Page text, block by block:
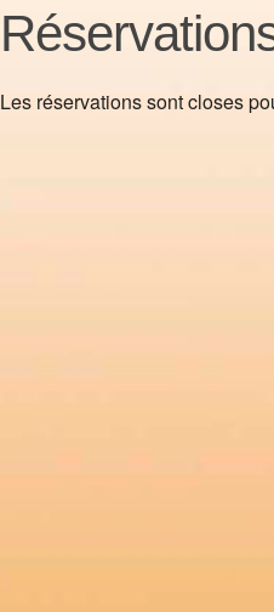
Les réservations sont closes